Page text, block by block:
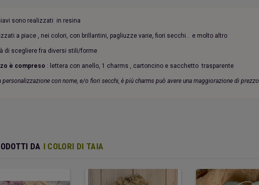
sono realizzati in resina
a piace , nei colori, con brillantini, pagliuzze varie, fiori secchi.. e molto altro
di scegliere fra diversi stili/forme
è compreso : lettera con anello, 1 charms , cartoncino e sacchetto trasparente
personalizzazione con nome, e/o fiori secchi, è più charms può avere una maggiorazione di prezzo
DA I COLORI DI TAIA